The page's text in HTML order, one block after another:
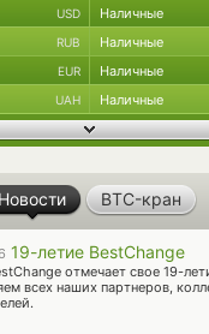
USD Наличные
RUB Наличные
EUR Наличные
UAH Наличные
BTC-кран
19-летие BestChange
отмечает свое 19-
всех наших партнеров,